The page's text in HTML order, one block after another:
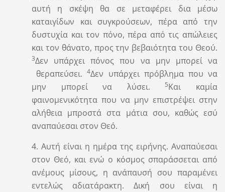
αυτή η σκέψη θα σε μεταφέρει δια μέσω
καταιγίδων και συγκρούσεων, πέρα από την
δυστυχία και τον πόνο, πέρα από τις απώλειες
και τον θάνατο, προς την βεβαιότητα του Θεού.
3Δεν υπάρχει πόνος που να μην μπορεί να
θεραπεύσει.4Δεν υπάρχει πρόβλημα που να
μην μπορεί να λύσει.
5Και καμία
φαινομενικότητα που να μην επιστρέψει στην
αλήθεια μπροστά στα μάτια σου, καθώς εσύ
αναπαύεσαι στον Θεό.
4. Αυτή είναι η ημέρα της ειρήνης. Αναπαύεσαι
στον Θεό, και ενώ ο κόσμος σπαράσσεται από
ανέμους μίσους, η ανάπαυσή σου παραμένει
εντελώς αδιατάρακτη. Δική σου είναι η